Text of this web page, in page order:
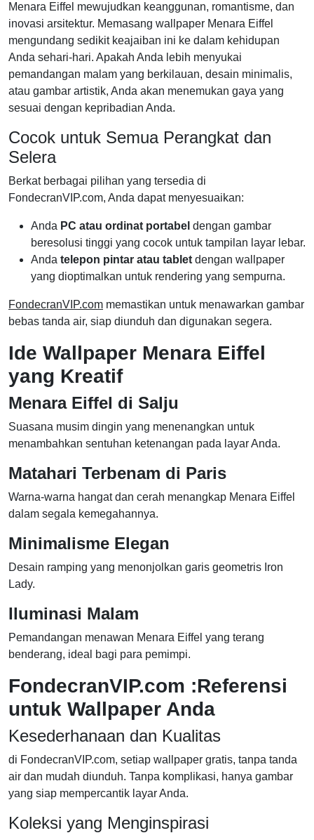
Menara Eiffel mewujudkan keanggunan, romantisme, dan
inovasi arsitektur. Memasang wallpaper Menara Eiffel
mengundang sedikit keajaiban ini ke dalam kehidupan
Anda sehari-hari. Apakah Anda lebih menyukai
pemandangan malam yang berkilauan, desain minimalis,
atau gambar artistik, Anda akan menemukan gaya yang
sesuai dengan kepribadian Anda.
Cocok untuk Semua Perangkat dan
Selera
Berkat berbagai pilihan yang tersedia di
FondecranVIP.com, Anda dapat menyesuaikan:
Anda PC atau ordinat portabel dengan gambar
beresolusi tinggi yang cocok untuk tampilan layar lebar.
Anda telepon pintar atau tablet dengan wallpaper
yang dioptimalkan untuk rendering yang sempurna.
FondecranVIP.com memastikan untuk menawarkan gambar
bebas tanda air, siap diunduh dan digunakan segera.
Ide Wallpaper Menara Eiffel
yang Kreatif
Menara Eiffel di Salju
Suasana musim dingin yang menenangkan untuk
menambahkan sentuhan ketenangan pada layar Anda.
Matahari Terbenam di Paris
Warna-warna hangat dan cerah menangkap Menara Eiffel
dalam segala kemegahannya.
Minimalisme Elegan
Desain ramping yang menonjolkan garis geometris Iron
Lady.
Iluminasi Malam
Pemandangan menawan Menara Eiffel yang terang
benderang, ideal bagi para pemimpi.
FondecranVIP.com :Referensi
untuk Wallpaper Anda
Kesederhanaan dan Kualitas
di FondecranVIP.com, setiap wallpaper gratis, tanpa tanda
air dan mudah diunduh. Tanpa komplikasi, hanya gambar
yang siap mempercantik layar Anda.
Koleksi yang Menginspirasi